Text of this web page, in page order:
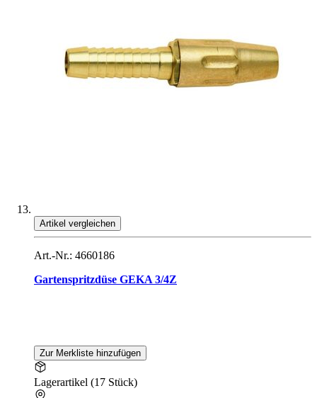
Artikel vergleichen
Art.-Nr.: 4660186
Gartenspritzdüse GEKA 3/4Z
Zur Merkliste hinzufügen
Lagerartikel (17 Stück)